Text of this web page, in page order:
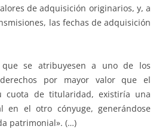
de adquisición originarios, y, a
las fechas de adquisición
se atribuyesen a uno de los
por mayor valor que el
cuota de titularidad, existiría una
en el otro cónyuge, generándose
patrimonial». (…)